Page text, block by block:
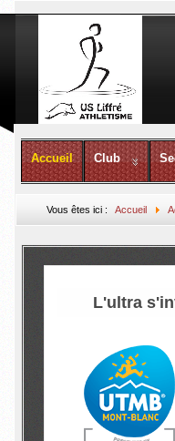
Accueil Club
Vous êtes ici :Accueil
L'ultra